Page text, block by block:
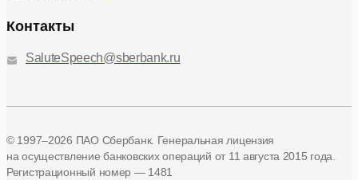
Контакты
SaluteSpeech@sberbank.ru
© 1997–2026 ПАО Сбербанк. Генеральная лицензия
на осуществление банковских операций от 11 августа 2015 года.
Регистрационный номер — 1481